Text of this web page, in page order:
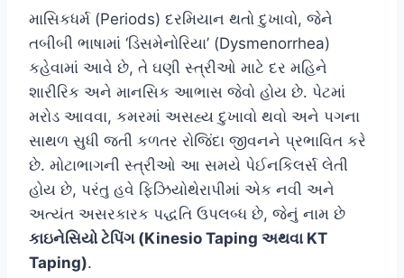
માસિકધર્મ (Periods) દરમિયાન થતો દુખાવો, જેને
તબીબી ભાષામાં ‘ડિસમેનોરિયા’ (Dysmenorrhea)
કહેવામાં આવે છે, તે ઘણી સ્ત્રીઓ માટે દર મહિને
શારીરિક અને માનસિક આભાસ જેવો હોય છે. પેટમાં
મરોડ આવવા, કમરમાં અસહ્ય દુખાવો થવો અને પગના
સાથળ સુધી જતી કળતર રોજિંદા જીવનને પ્રભાવિત કરે
છે. મોટાભાગની સ્ત્રીઓ આ સમયે પેઈનકિલર્સ લેતી
હોય છે, પરંતુ હવે ફિઝિયોથેરાપીમાં એક નવી અને
અત્યંત અસરકારક પદ્ધતિ ઉપલબ્ધ છે, જેનું નામ છે
કાઇનેસિયો ટેપિંગ (Kinesio Taping અથવા KT
Taping).